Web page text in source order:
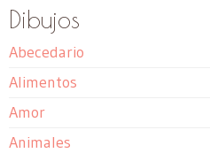
Dibujos
Abecedario
Alimentos
Amor
Animales